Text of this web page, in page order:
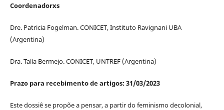
Coordenadorxs
Dre. Patricia Fogelman. CONICET, Instituto Ravignani UBA
(Argentina)
Dra. Talía Bermejo. CONICET, UNTREF (Argentina)
Prazo para recebimento de artigos: 31/03/2023
Este dossiê se propõe a pensar, a partir do feminismo decolonial,